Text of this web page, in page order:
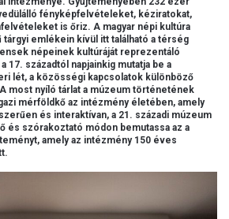
fényképfelvételeket, kéziratokat,
is őriz. A magyar népi kultúra
emlékein kívül itt található a térség
népeinek kultúráját reprezentáló
17. századtól napjainkig mutatja be a
lét, a közösségi kapcsolatok különböző
most nyíló tárlat a múzeum történetének
mérföldkő az intézmény életében, amely
és interaktívan, a 21. századi múzeum
és szórakoztató módon bemutassa az a
amely az intézmény 150 éves